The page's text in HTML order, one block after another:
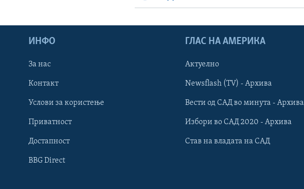
Learning English
НАКУСО...
ИНФО
За нас
Контакт
Услови за користење
Приватност
Достапност
BBG Direct
ГЛАС НА АМЕРИКА
Актуелно
Newsflash (TV) - Архива
Вести од САД во минута - Архива
Избори во САД 2020 - Архива
Став на владата на САД